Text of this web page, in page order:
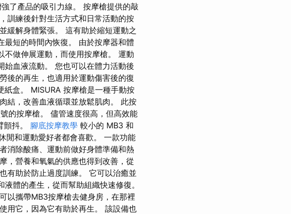
了產品的吸引力線。 按摩槍提供的敲
訓練後針對生活方式和日常活動的按
緩解身體緊張。 這有助於縮短運動之
最短的時間內恢復。 由於按摩器和體
不做伸展運動，而使用按摩槍。 運動
始血液流動。 您也可以在體力活動後
後的再生，也適用於運動傷害後的復
盒。 MISURA 按摩槍是一種手動按
結，改善血液循環並放鬆肌肉。 此按
的按摩槍。 儘管速度很高，但高效能
抖。 腳底按摩教學 較小的 MB3 和
閒和運動愛好者都會喜歡。 一款功能
消除酸痛、運動前做好身體準備和熱
，營養和氧氣的供應也得到改善，從
有助於防止過度訓練。 它可以治癒並
體的產生，從而幫助組織快速修復。
以攜帶MB3按摩槍去健身房，在那裡
用它，因為它有助於再生。 該設備也